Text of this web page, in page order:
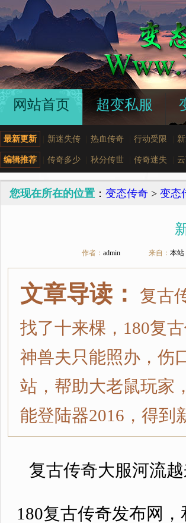
网站首页 超变私服
最新更新 新迷失传 热血传奇 行动受限
编辑推荐 传奇多少 秋分传世 传奇迷失
您现在所在的位置 ： 变态传奇 > 变态
作者： admin 来自： 本站
文章导读：
复古
找了十来棵，180复
神兽夫只能照办，伤
站，帮助大老鼠玩
能登陆器2016，得到
复古传奇大服河流
180复古传奇发布网